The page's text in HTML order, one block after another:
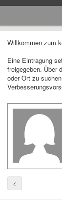
Willkommen zum
Eine Eintragung
freigegeben. Über
oder Ort zu
<